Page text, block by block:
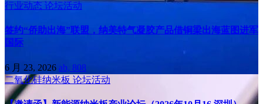
行业动态 论坛活动
签约“侨助出海”联盟，纳美特气凝胶产品借铜梁出海蓝图进军
国际
6 月 23, 2026 ab, 808
二氧化硅纳米板 论坛活动